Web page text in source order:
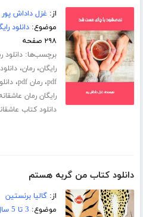
از: غزل داداش پور
موضوع:دانلود
۲۹۸ صفحه
برچسب‌ها:دانلود
رایگان،رمان،
pdf،رمان pdf ،
رایگان رمان
دانلود کتاب
دانلود کتاب من گربه هستم
از:گالیا برنستین
موضوع: 3 تا 5 سال